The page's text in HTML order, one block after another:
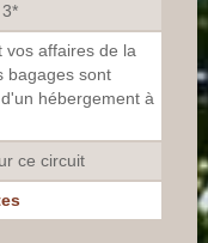
vos affaires de la
bagages sont
hébergement à
ce circuit